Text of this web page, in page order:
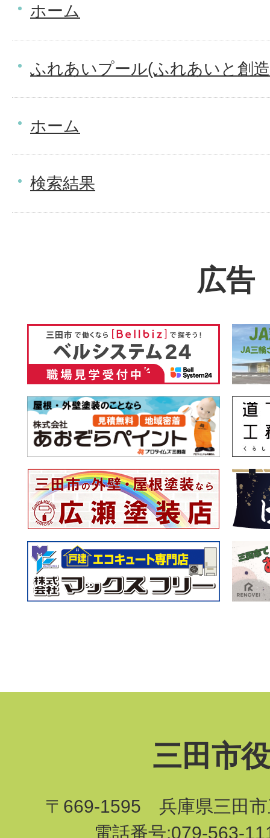
ホーム
ふれあいプール(ふれあいと創
ホーム
検索結果
広告
三田市
〒669-1595 兵庫県三田市
電話番号:079-563-